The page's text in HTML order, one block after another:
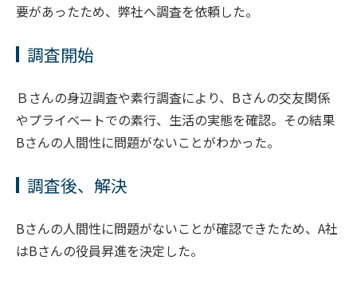
要があったため、弊社へ調査を依頼した。
調査開始
Ｂさんの身辺調査や素行調査により、Bさんの交友関係
やプライベートでの素行、生活の実態を確認。その結果
Bさんの人間性に問題がないことがわかった。
調査後、解決
Bさんの人間性に問題がないことが確認できたため、A社
はBさんの役員昇進を決定した。